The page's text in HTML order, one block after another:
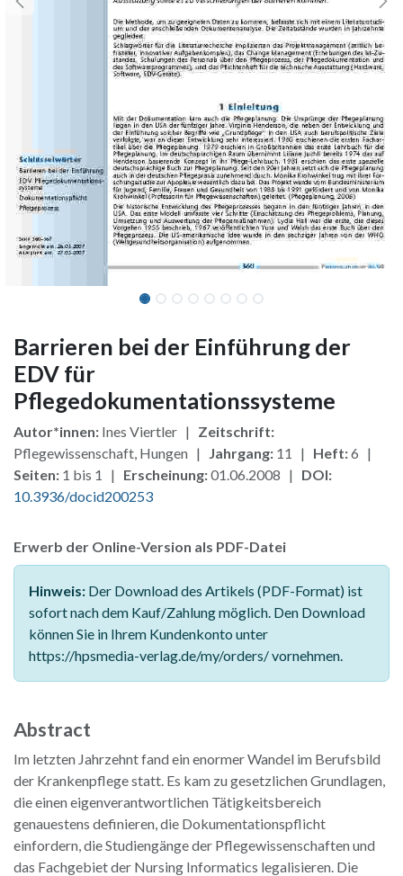
Barrieren bei der Einführung der
EDV für
Pflegedokumentationssysteme
Autor*innen: Ines Viertler | Zeitschrift:
Pflegewissenschaft, Hungen | Jahrgang: 11 | Heft:6 |
Seiten: 1 bis 1 | Erscheinung:01.06.2008 | DOI:
10.3936/docid200253
Erwerb der Online-Version als PDF-Datei
Hinweis: Der Download des Artikels (PDF-Format) ist
sofort nach dem Kauf/Zahlung möglich. Den Download
können Sie in Ihrem Kundenkonto unter
https://hpsmedia-verlag.de/my/orders/ vornehmen.
Abstract
Im letzten Jahrzehnt fand ein enormer Wandel im Berufsbild
der Krankenpflege statt. Es kam zu gesetzlichen Grundlagen,
die einen eigenverantwortlichen Tätigkeitsbereich
genauestens definieren, die Dokumentationspflicht
einfordern, die Studiengänge der Pflegewissenschaften und
das Fachgebiet der Nursing Informatics legalisieren. Die